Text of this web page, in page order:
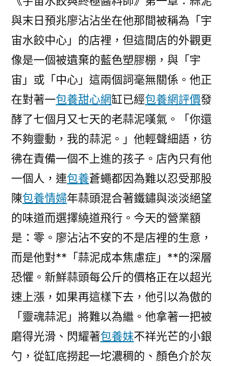
點
群
專
包
心
得
高
東
西
品
質
充
足
失
業〉
與末日預兆廖沾沾坐在他那間被稱為「宇
宙水餃中心」的店裡，但這間店的外觀更
像是一個被遺棄的藍色塑膠棚，與「宇
宙」或「中心」這兩個詞毫無關係。他正
在對著一包養甜心網缸已經包養網評價發
酵了七個月又七天的老蒜泥嘆氣。「你還
不夠靈動，我的蒜泥。」他輕聲細語，彷
彿在責備一個不上進的孩子。店內只有他
一個人，連包養蒼蠅都因為難以忍受那股
陳包養情婦年蒜頭混合著鐵鏽與淡淡絕望
的味道而選擇繞道飛行。今天的營業額
是：零。廖沾沾不安的不是店裡的生意，
而是他對**「蒜泥成本焦慮症」**的深層
恐懼。新鮮蒜頭每公斤的價格正在以超光
速上漲，如果再這樣下去，他引以為傲的
「靈魂蒜泥」將難以為繼。他拿著一把被
磨得光滑、閃耀著包養妹不祥光芒的小銀
勺，從缸底撈起一坨濃稠的、顏色介於灰